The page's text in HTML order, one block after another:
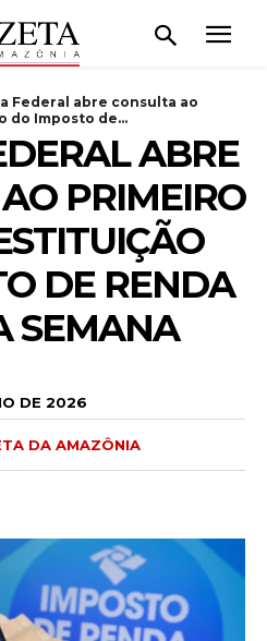
Federal abre consulta ao
do Imposto de...
ABRE
PRIMEIRO
DE RENDA
SEMANA
DE 2026
DA AMAZÔNIA